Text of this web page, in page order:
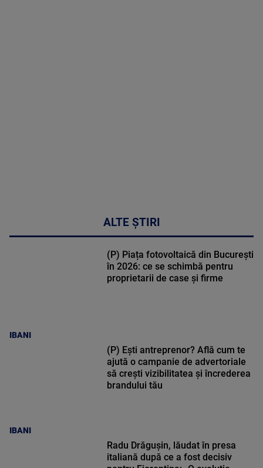
ALTE ȘTIRI
IBANI
(P) Piața fotovoltaică din București
în 2026: ce se schimbă pentru
proprietarii de case și firme
IBANI
(P) Ești antreprenor? Află cum te
ajută o campanie de advertoriale
să crești vizibilitatea și încrederea
brandului tău
Radu Drăgușin, lăudat în presa
italiană după ce a fost decisiv